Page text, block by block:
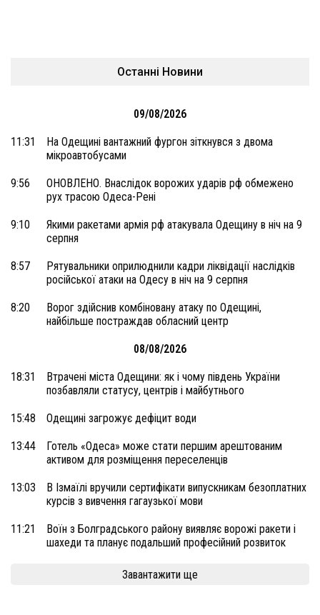
Останні Новини
09/08/2026
11:31
На Одещині вантажний фургон зіткнувся з двома
мікроавтобусами
9:56
ОНОВЛЕНО. Внаслідок ворожих ударів рф обмежено
рух трасою Одеса-Рені
9:10
Якими ракетами армія рф атакувала Одещину в ніч на 9
серпня
8:57
Рятувальники оприлюднили кадри ліквідації наслідків
російської атаки на Одесу в ніч на 9 серпня
8:20
Ворог здійснив комбіновану атаку по Одещині,
найбільше постраждав обласний центр
08/08/2026
18:31
Втрачені міста Одещини: як і чому південь України
позбавляли статусу, центрів і майбутнього
15:48 Одещині загрожує дефіцит води
13:44
Готель «Одеса» може стати першим арештованим
активом для розміщення переселенців
13:03
В Ізмаїлі вручили сертифікати випускникам безоплатних
курсів з вивчення гагаузької мови
11:21
Воїн з Болградського району виявляє ворожі ракети і
шахеди та планує подальший професійний розвиток
Завантажити ще